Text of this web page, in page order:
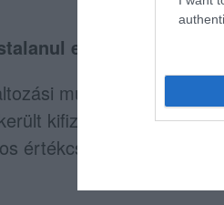
elvégzett
munkákra jutó
kifizetésre. A
értékcsökkenést, így a